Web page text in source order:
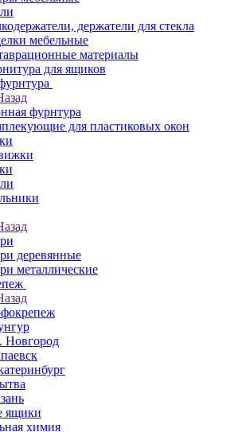
держатели для стекла
мебельные
материалы
для ящиков
фурнтура
для пластиковых окон
деревянные
металлические
Новгород
ящики
химия